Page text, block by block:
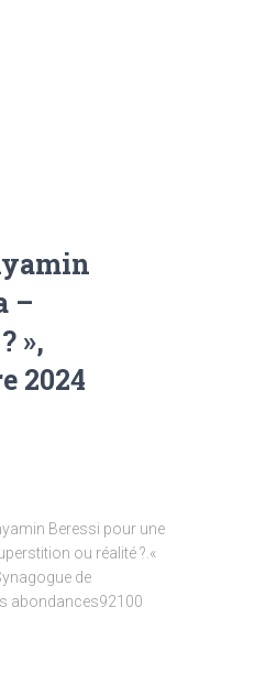
–
»,
2024
Beressi pour une
ou réalité ?.«
de
abondances92100